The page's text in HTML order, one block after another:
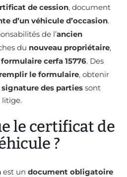
de cession, document
d’un véhicule d’occasion.
de l’ancien
du nouveau propriétaire,
formulaire cerfa 15776. Des
remplir le formulaire, obtenir
signature des parties sont
litige.
le certificat de
?
est un document obligatoire